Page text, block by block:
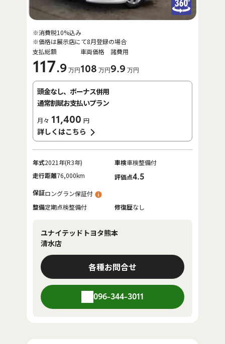
支払総額
117.9 万円
車両価格
108 万円
諸費用
9.9 万円
※消費税10%込み
※価格は展示店にて8月登録の場合
頭金なし、ボーナス併用
通常割賦お支払いプラン
月々 11,400 円
詳しくはこちら
年式2021年(R3年) 車検車検整備付
走行距離76,000km 評価点4.5
保証ロングラン保証付
整備定期点検整備付 修復歴なし
ユナイテッドトヨタ熊本
清水店
各種お問合せ
096-344-3011